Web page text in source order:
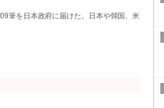
筆を日本政府に届けた。日本や韓国、米